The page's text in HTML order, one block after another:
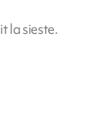
la sieste.